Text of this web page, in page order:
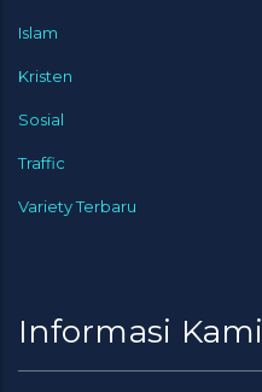
Islam
Kristen
Sosial
Traffic
Variety Terbaru
Informasi Kami